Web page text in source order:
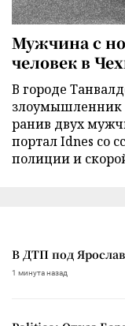
Мужчина с
человек в
В городе
злоумышленник
ранив двух
портал Idnes со
полиции и
В ДТП под
1 минута назад